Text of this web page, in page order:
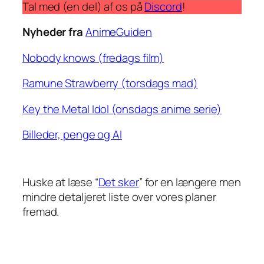
0
6
0
6
0
6
0
2
6
Tal med (en del) af os påDiscord!
Nyheder fraAnimeGuiden
Nobody knows (fredags film)
Ramune Strawberry (torsdags mad)
Key the Metal Idol (onsdags anime serie)
Billeder, penge og AI
Huske at læse “Det sker” for en længere men
mindre detaljeret liste over vores planer
fremad.